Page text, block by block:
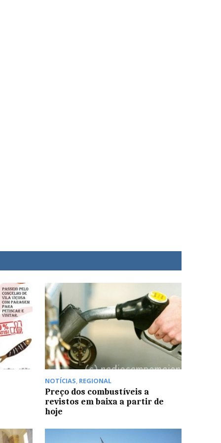
NOTÍCIAS, REGIONAL
Preço dos combustíveis a
revistos em baixa a partir de
hoje